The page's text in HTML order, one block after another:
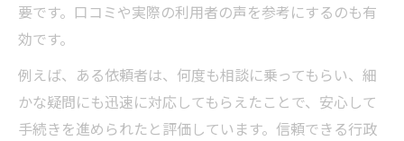
要です。口コミや実際の利用者の声を参考にするのも有
効です。
例えば、ある依頼者は、何度も相談に乗ってもらい、細
かな疑問にも迅速に対応してもらえたことで、安心して
手続きを進められたと評価しています。信頼できる行政